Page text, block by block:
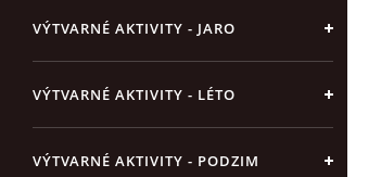
VÝTVARNÉ AKTIVITY - JARO
VÝTVARNÉ AKTIVITY - LÉTO
VÝTVARNÉ AKTIVITY - PODZIM